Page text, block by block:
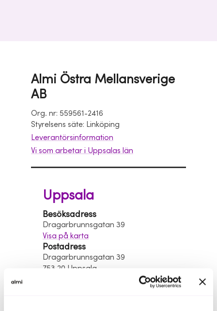
Almi Östra Mellansverige
AB
Org. nr: 559561-2416
Styrelsens säte: Linköping
Leverantörsinformation
Vi som arbetar i Uppsalas län
Uppsala
Besöksadress
Dragarbrunnsgatan 39
Visa på karta
Postadress
Dragarbrunnsgatan 39
753 20 Uppsala